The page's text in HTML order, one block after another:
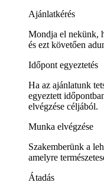
Ajánlatkérés
Mondja el nekünk,
és ezt követően
Időpont egyeztetés
Ha az ajánlatunk
egyeztett
elvégzése céljából.
Munka elvégzése
Szakemberünk a
amelyre
Átadás